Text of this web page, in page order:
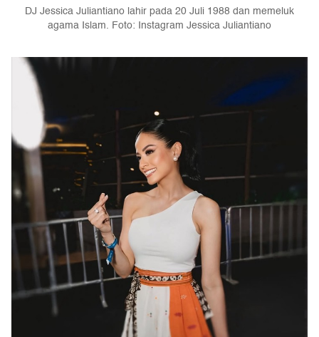
DJ Jessica Juliantiano lahir pada 20 Juli 1988 dan memeluk
agama Islam. Foto: Instagram Jessica Juliantiano